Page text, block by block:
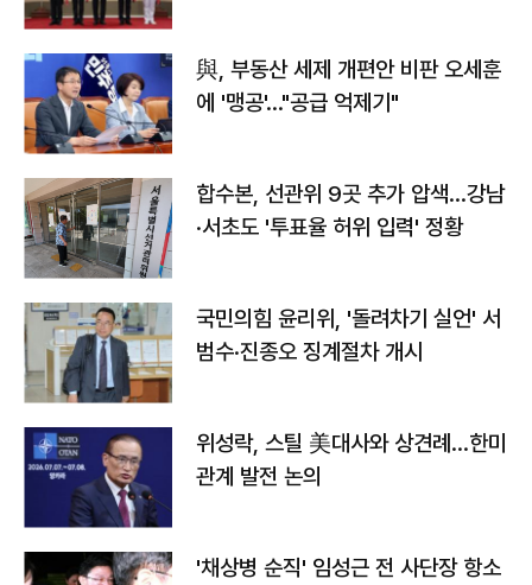
與, 부동산 세제 개편안 비판 오세훈
에 '맹공'…"공급 억제기"
합수본, 선관위 9곳 추가 압색…강남
·서초도 '투표율 허위 입력' 정황
국민의힘 윤리위, '돌려차기 실언' 서
범수·진종오 징계절차 개시
위성락, 스틸 美대사와 상견례…한미
관계 발전 논의
'채상병 순직' 임성근 전 사단장 항소